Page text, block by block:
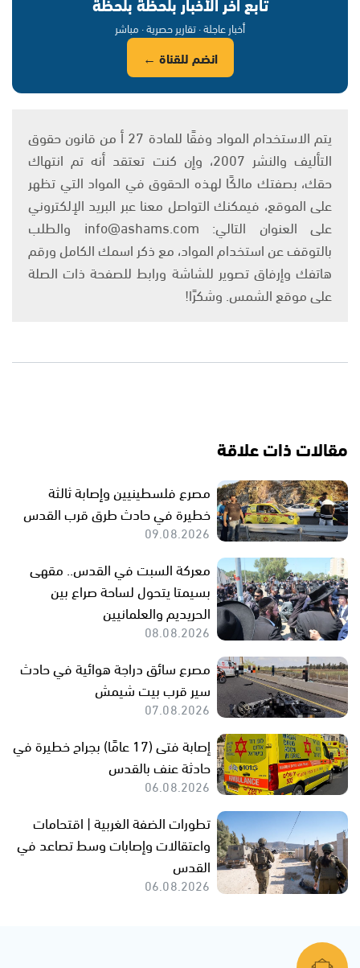
أخبار عاجلة · تقارير حصرية · مباشر
انضم للقناة ←
يتم الاستخدام المواد وفقًا للمادة 27 أ من قانون حقوق
التأليف والنشر 2007، وإن كنت تعتقد أنه تم انتهاك
حقك، بصفتك مالكًا لهذه الحقوق في المواد التي تظهر
على الموقع، فيمكنك التواصل معنا عبر البريد الإلكتروني
على العنوان التالي: info@ashams.com والطلب
بالتوقف عن استخدام المواد، مع ذكر اسمك الكامل ورقم
هاتفك وإرفاق تصوير للشاشة ورابط للصفحة ذات الصلة
على موقع الشمس. وشكرًا!
مقالات ذات علاقة
مصرع فلسطينيين وإصابة ثالثة
خطيرة في حادث طرق قرب القدس
09.08.2026
معركة السبت في القدس.. مقهى
بسيمتا يتحول لساحة صراع بين
الحريديم والعلمانيين
08.08.2026
مصرع سائق دراجة هوائية في حادث
سير قرب بيت شيمش
07.08.2026
إصابة فتى (17 عامًا) بجراح خطيرة في
حادثة عنف بالقدس
06.08.2026
تطورات الضفة الغربية | اقتحامات
واعتقالات وإصابات وسط تصاعد في
القدس
06.08.2026